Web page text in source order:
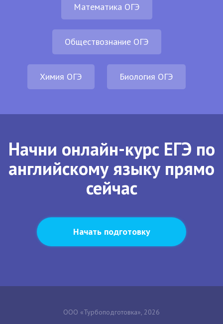
Математика ОГЭ
Обществознание ОГЭ
Химия ОГЭ Биология ОГЭ
Начни онлайн-курс ЕГЭ по
английскому языку прямо
сейчас
Начать подготовку
ООО «Турбоподготовка», 2026